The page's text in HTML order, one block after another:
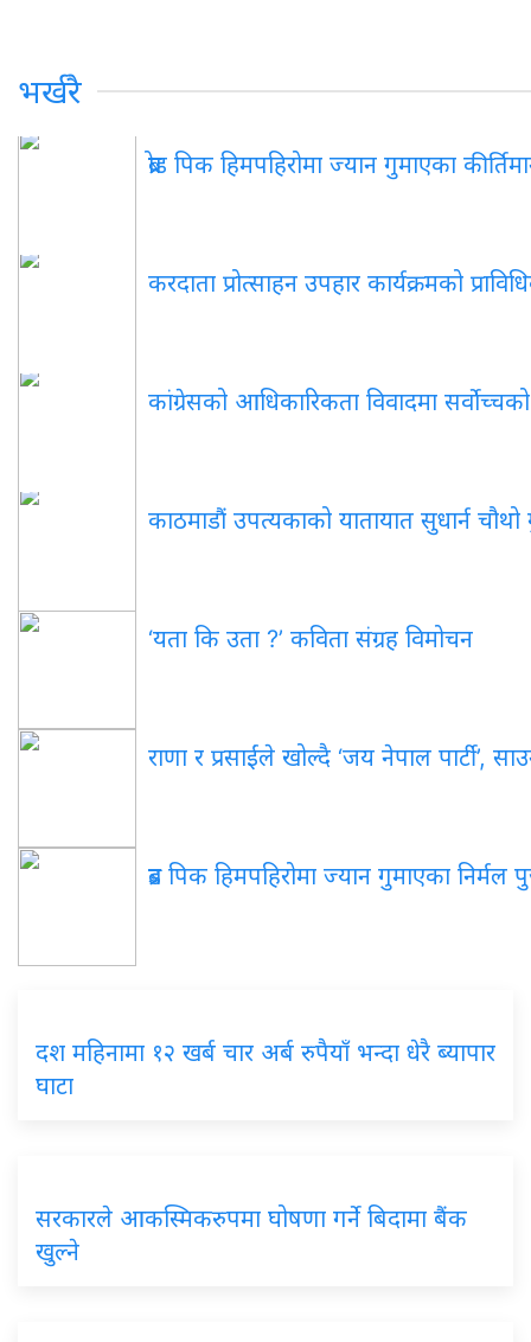
भर्खरै
ब्रोड पिक हिमपहिरोमा ज्यान गुमाएका
करदाता प्रोत्साहन उपहार कार्यक्रमको
कांग्रेसको आधिकारिकता विवादमा
काठमाडौं उपत्यकाको यातायात सुधार्न
‘यता कि उता ?’ कविता संग्रह विमोचन
राणा र प्रसाईंले खोल्दै ‘जय नेपाल पार्टी’,
ब्रड पिक हिमपहिरोमा ज्यान गुमाएका निर्मल
दश महिनामा १२ खर्ब चार अर्ब रुपैयाँ भन्दा धेरै ब्यापार
घाटा
सरकारले आकस्मिकरुपमा घोषणा गर्ने बिदामा बैंक
खुल्ने